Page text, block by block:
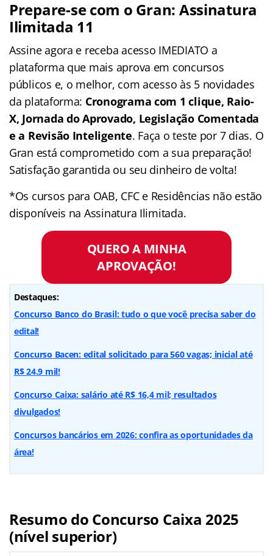
Prepare-se com o Gran: Assinatura
Ilimitada 11
Assine agora e receba acesso IMEDIATO a
plataforma que mais aprova em concursos
públicos e, o melhor, com acesso às 5 novidades
da plataforma: Cronograma com 1 clique, Raio-
X, Jornada do Aprovado, Legislação Comentada
e a Revisão Inteligente. Faça o teste por 7 dias. O
Gran está comprometido com a sua preparação!
Satisfação garantida ou seu dinheiro de volta!
*Os cursos para OAB, CFC e Residências não estão
disponíveis na Assinatura Ilimitada.
QUERO A MINHA
APROVAÇÃO!
Destaques:
Concurso Banco do Brasil: tudo o que você precisa saber do
edital!
Concurso Bacen: edital solicitado para 560 vagas; inicial até
R$ 24.9 mil!
Concurso Caixa: salário até R$ 16,4 mil; resultados
divulgados!
Concursos bancários em 2026: confira as oportunidades da
área!
Resumo do Concurso Caixa 2025
(nível superior)